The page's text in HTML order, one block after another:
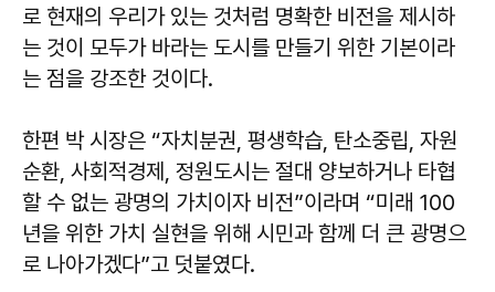
로 현재의 우리가 있는 것처럼 명확한 비전을 제시하
는 것이 모두가 바라는 도시를 만들기 위한 기본이라
는 점을 강조한 것이다.
한편 박 시장은 “자치분권, 평생학습, 탄소중립, 자원
순환, 사회적경제, 정원도시는 절대 양보하거나 타협
할 수 없는 광명의 가치이자 비전”이라며 “미래 100
년을 위한 가치 실현을 위해 시민과 함께 더 큰 광명으
로 나아가겠다”고 덧붙였다.